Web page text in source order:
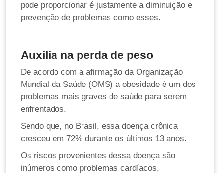
pode proporcionar é justamente a diminuição e
prevenção de problemas como esses.
Auxilia na perda de peso
De acordo com a afirmação da Organização
Mundial da Saúde (OMS) a obesidade é um dos
problemas mais graves de saúde para serem
enfrentados.
Sendo que, no Brasil, essa doença crônica
cresceu em 72% durante os últimos 13 anos.
Os riscos provenientes dessa doença são
inúmeros como problemas cardíacos,